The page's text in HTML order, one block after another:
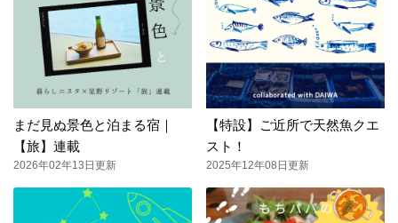
まだ見ぬ景色と泊まる宿｜
【旅】連載
2026年02年13日更新
【特設】ご近所で天然魚クエ
スト！
2025年12年08日更新